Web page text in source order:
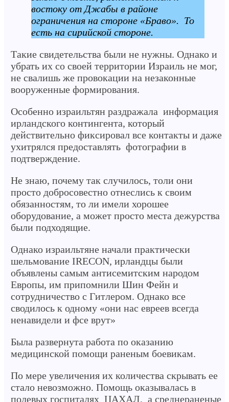
востоку от Джабы в районе
ограничения на стороне «Браво». То
есть на сирийской стороне.
Такие свидетельства были не нужны. Однако и
убрать их со своей территории Израиль не мог,
не свалишь же провокации на незаконные
вооруженные формирования.
Особенно израильтян раздражала информация
ирландского контингента, который
действительно фиксировал все контакты и даже
ухитрялся предоставлять фотографии в
подтверждение.
Не знаю, почему так случилось, толи они
просто добросовестно отнеслись к своим
обязанностям, то ли имели хорошее
оборудование, а может просто места дежурства
были подходящие.
Однако израильтяне начали практически
шельмование IRECON, ирландцы были
объявлены самым антисемитским народом
Европы, им припомнили Шин Фейн и
сотрудничество с Гитлером. Однако все
сводилось к одному «они нас евреев всегда
ненавидели и фсе врут»
Была развернута работа по оказанию
медицинской помощи раненым боевикам.
По мере увеличения их количества скрывать ее
стало невозможно. Помощь оказывалась в
полевых госпиталях ЦАХАЛ, а среднераненые